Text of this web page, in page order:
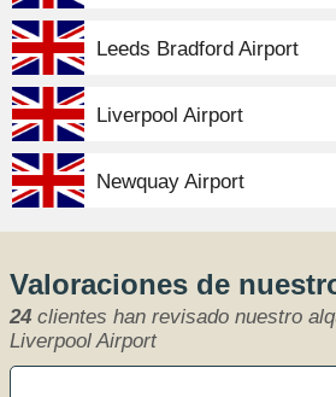
Leeds Bradford Airport
Liverpool Airport
Newquay Airport
Valoraciones de
24 clientes han revisado nuestro
Liverpool Airport